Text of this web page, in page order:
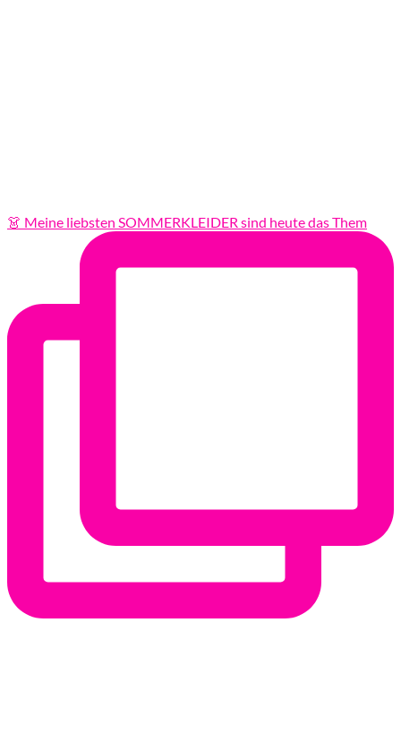
👗 Meine liebsten SOMMERKLEIDER sind heute das Them